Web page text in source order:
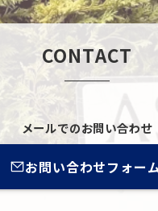
CONTACT
メールでのお問い合わせ
お問い合わせフォー